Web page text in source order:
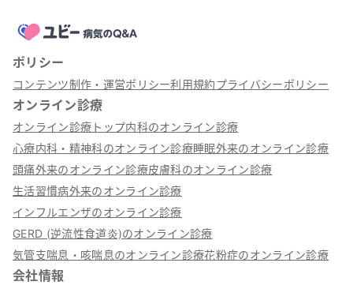
ポリシー
コンテンツ制作・運営ポリシー利用規約プライバシーポリシー
オンライン診療
オンライン診療トップ内科のオンライン診療
心療内科・精神科のオンライン診療睡眠外来のオンライン診療
頭痛外来のオンライン診療皮膚科のオンライン診療
生活習慣病外来のオンライン診療
インフルエンザのオンライン診療
GERD (逆流性食道炎)のオンライン診療
気管支喘息・咳喘息のオンライン診療花粉症のオンライン診療
会社情報